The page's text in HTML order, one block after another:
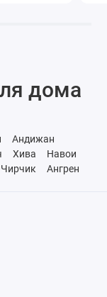
дома
Андижан
Хива
Навои
Чирчик
Ангрен